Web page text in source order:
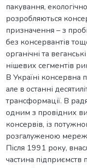
пакування,
розробляються
призначення – з
без консервантів
органічні та
нішевих сегментів
В Україні консервна
але в останні
трансформації. В
одним з провідних
консервів, із
розгалуженою
Після 1991 року,
частина підприємств